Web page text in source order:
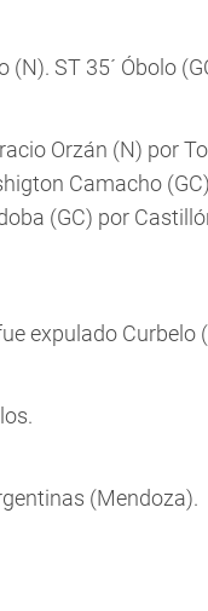
(N). ST 35´ Óbolo
Orzán (N) por
Camacho
(GC) por
expulado Curbelo
(Mendoza).